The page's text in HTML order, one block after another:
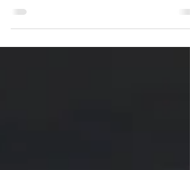
Recentemente, um grupo de hackers realizou
comprometer...